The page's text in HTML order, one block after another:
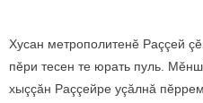
Хусан метрополитенӗ Раççей
пӗри тесен те юрать пуль.
хыççăн Раççейре уçăлнă